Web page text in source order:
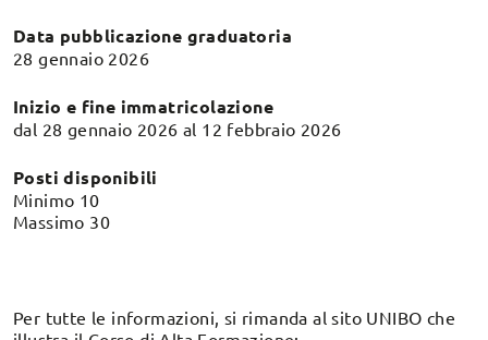
Data pubblicazione graduatoria
28 gennaio 2026
Inizio e fine immatricolazione
dal 28 gennaio 2026 al 12 febbraio 2026
Posti disponibili
Minimo 10
Massimo 30
Per tutte le informazioni, si rimanda al sito UNIBO che